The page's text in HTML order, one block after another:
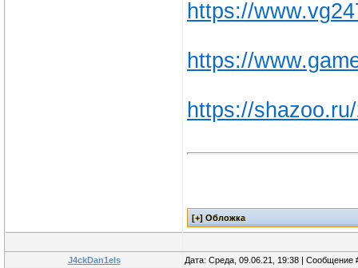
https://
https://
https://
J4ckDan1els Дата: Среда, 09.06.21, 19:38 | Сообщение